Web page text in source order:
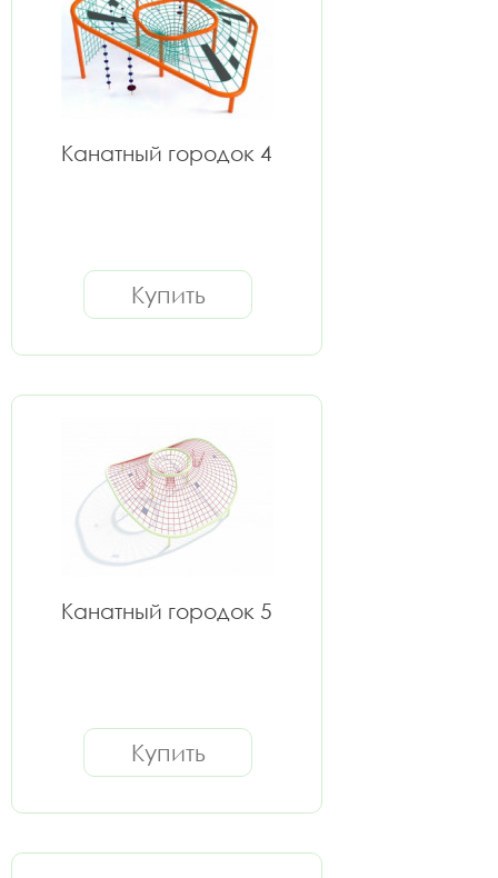
Канатный городок 4
Купить
Канатный городок 5
Купить